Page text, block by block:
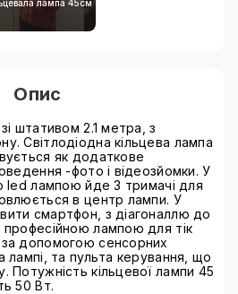
лампа 45см
Опис
штативом 2.1 метра, з
Світлодіодна кільцева лампа
як додаткове
-фото і відеозйомки. У
led лампою йде 3 тримачі для
в центр лампи. У
смартфон, з діагоналлю до
лампою для тік
допомогою сенсорних
лампі, та пульта керування, що
Потужність кільцевої лампи 45
50 Вт.